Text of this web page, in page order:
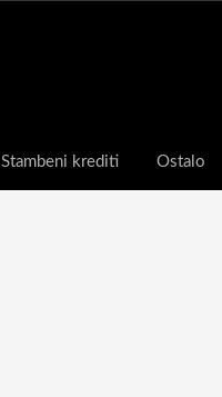
Stambeni krediti Ostalo